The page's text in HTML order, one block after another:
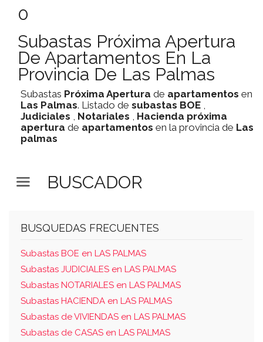
0
Subastas Próxima Apertura
De Apartamentos En La
Provincia De Las Palmas
Subastas Próxima Apertura de apartamentos en
Las Palmas. Listado de subastas BOE ,
Judiciales , Notariales , Hacienda próxima
apertura de apartamentos en la provincia de Las
palmas
BUSCADOR
BUSQUEDAS FRECUENTES
Subastas BOE en LAS PALMAS
Subastas JUDICIALES en LAS PALMAS
Subastas NOTARIALES en LAS PALMAS
Subastas HACIENDA en LAS PALMAS
Subastas de VIVIENDAS en LAS PALMAS
Subastas de CASAS en LAS PALMAS